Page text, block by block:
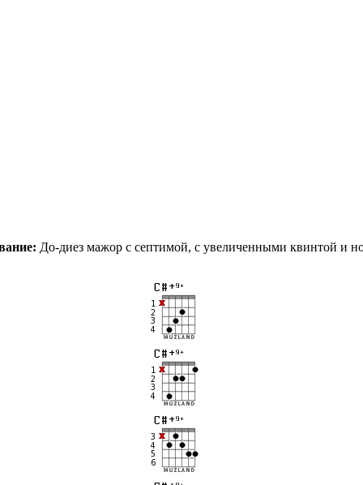
До-диез мажор с септимой, с увеличенными квинтой и